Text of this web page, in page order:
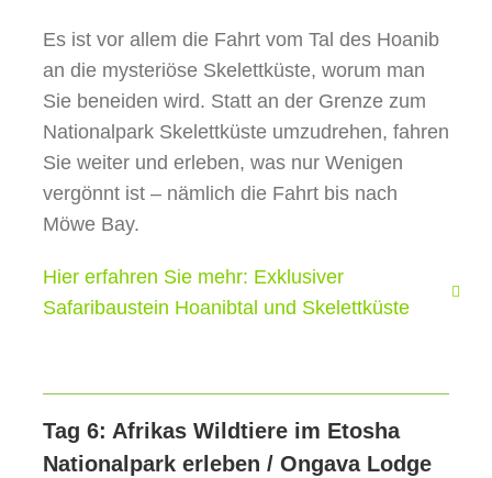
Es ist vor allem die Fahrt vom Tal des Hoanib
an die mysteriöse Skelettküste, worum man
Sie beneiden wird. Statt an der Grenze zum
Nationalpark Skelettküste umzudrehen, fahren
Sie weiter und erleben, was nur Wenigen
vergönnt ist – nämlich die Fahrt bis nach
Möwe Bay.
Hier erfahren Sie mehr: Exklusiver
Safaribaustein Hoanibtal und Skelettküste
Tag 6: Afrikas Wildtiere im Etosha
Nationalpark erleben / Ongava Lodge